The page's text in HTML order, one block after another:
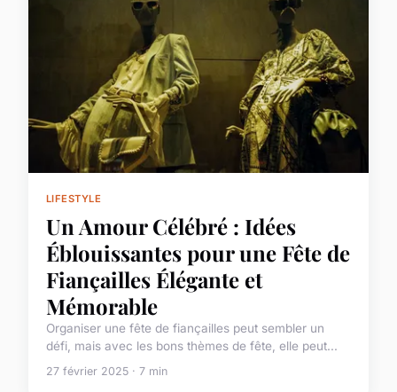
LIFESTYLE
Un Amour Célébré : Idées
Éblouissantes pour une Fête de
Fiançailles Élégante et
Mémorable
Organiser une fête de fiançailles peut sembler un
défi, mais avec les bons thèmes de fête, elle peut...
27 février 2025 · 7 min